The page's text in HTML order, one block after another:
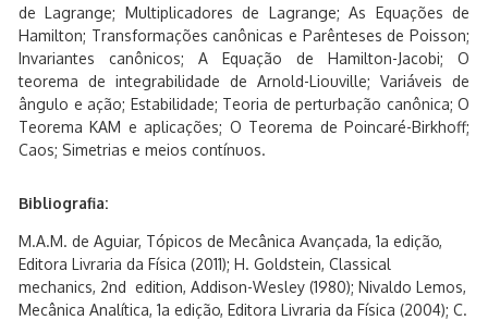
de Lagrange; Multiplicadores de Lagrange; As Equações de
Hamilton; Transformações canônicas e Parênteses de Poisson;
Invariantes canônicos; A Equação de Hamilton-Jacobi; O
teorema de integrabilidade de Arnold-Liouville; Variáveis de
ângulo e ação; Estabilidade; Teoria de perturbação canônica; O
Teorema KAM e aplicações; O Teorema de Poincaré-Birkhoff;
Caos; Simetrias e meios contínuos.
Bibliografia:
M.A.M. de Aguiar, Tópicos de Mecânica Avançada, 1a edição,
Editora Livraria da Física (2011); H. Goldstein, Classical
mechanics, 2nd edition, Addison-Wesley (1980); Nivaldo Lemos,
Mecânica Analítica, 1a edição, Editora Livraria da Física (2004); C.